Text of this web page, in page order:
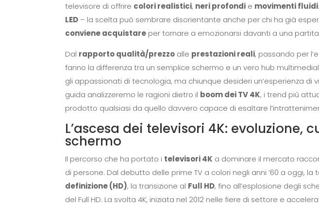
televisore di offrire colori realistici, neri profondi e movimenti fluidi
LED – la scelta può sembrare disorientante anche per chi ha già
conviene acquistare per tornare a emozionarsi davanti a una
Dal rapporto qualità/prezzo alle prestazioni reali, passando per
fanno la differenza tra un semplice schermo e un vero hub
gli appassionati di tecnologia, ma chiunque desideri un’esperienza
guida analizzeremo le ragioni dietro il boom dei TV 4K, i trend più
prodotto qualsiasi da quello davvero capace di esaltare
L’ascesa dei televisori 4K:
schermo
Il percorso che ha portato i televisori 4K a dominare il mercato
di persone. Dal debutto delle prime TV a colori negli anni ’60 a oggi,
definizione (HD), la transizione al Full HD, fino all’esplosione degli
del Full HD. La svolta 4K, iniziata nel 2012 nelle fiere di settore e